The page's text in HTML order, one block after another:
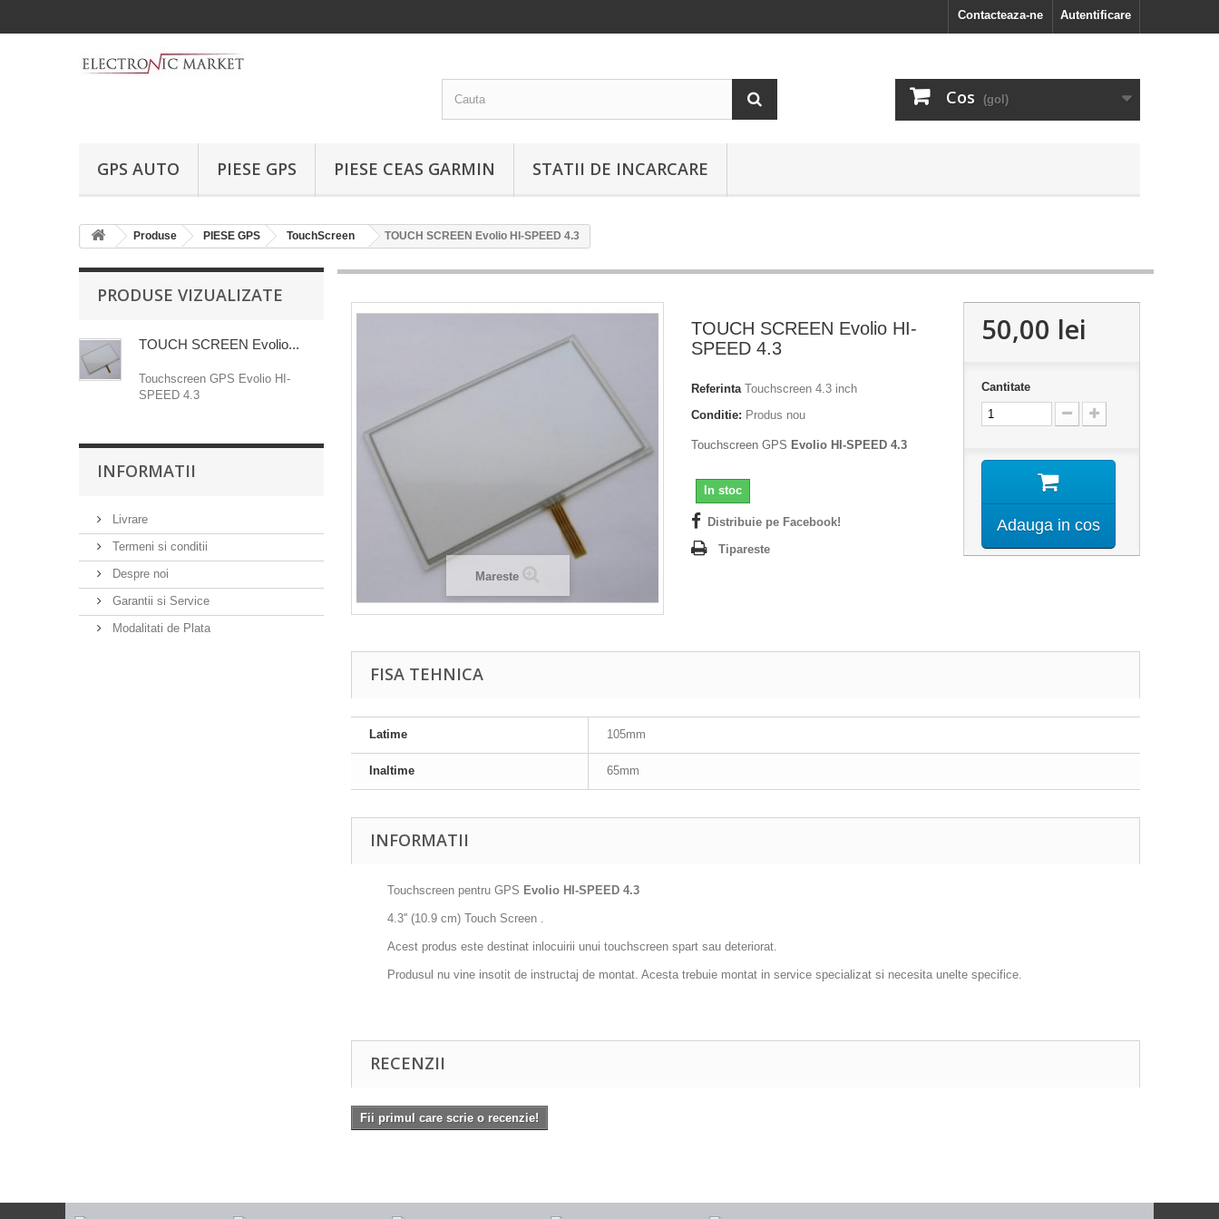
Autentificare
Contacteaza-ne
Cos (gol)
GPS AUTO PIESE GPS PIESE CEAS GARMIN STATII DE INCARCARE
Produse PIESE GPS TouchScreen TOUCH SCREEN Evolio HI-SPEED 4.3
PRODUSE VIZUALIZATE
TOUCH SCREEN Evolio...
Touchscreen GPS Evolio HI-
SPEED 4.3
INFORMATII
Livrare
Termeni si conditii
Despre noi
Garantii si Service
Modalitati de Plata
Mareste
TOUCH SCREEN Evolio HI-
SPEED 4.3
Referinta Touchscreen 4.3 inch
Conditie: Produs nou
Touchscreen GPS Evolio HI-SPEED 4.3
In stoc
Distribuie pe Facebook!
Tipareste
50,00 lei
Cantitate
Adauga in cos
FISA TEHNICA
Latime 105mm
Inaltime 65mm
INFORMATII
Touchscreen pentru GPS Evolio HI-SPEED 4.3
4.3'' (10.9 cm) Touch Screen .
Acest produs este destinat inlocuirii unui touchscreen spart sau deteriorat.
Produsul nu vine insotit de instructaj de montat. Acesta trebuie montat in service specializat si necesita unelte specifice.
RECENZII
Fii primul care scrie o recenzie!